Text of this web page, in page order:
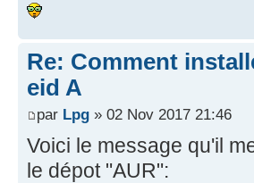
Re: Comment
eid A
par Lpg » 02 Nov 2017 21:46
Voici le message qu'il
le dépot "AUR":